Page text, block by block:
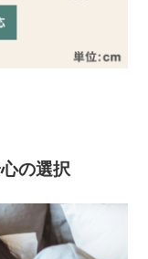
の選択